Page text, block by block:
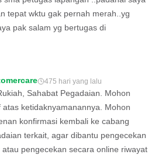
tepat wktu gak pernah merah..yg
pak salam yg bertugas di
475 hari yang lalu
Sahabat Pegadaian. Mohon
atas ketidaknyamanannya. Mohon
konfirmasi kembali ke cabang
terkait, agar dibantu pengecekan
atau pengecekan secara online riwayat